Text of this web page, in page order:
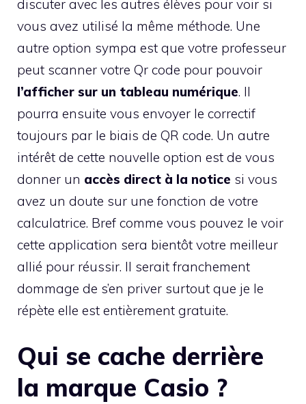
discuter avec les autres élèves pour voir si
vous avez utilisé la même méthode. Une
autre option sympa est que votre professeur
peut scanner votre Qr code pour pouvoir
l’afficher sur un tableau numérique. Il
pourra ensuite vous envoyer le correctif
toujours par le biais de QR code. Un autre
intérêt de cette nouvelle option est de vous
donner un accès direct à la notice si vous
avez un doute sur une fonction de votre
calculatrice. Bref comme vous pouvez le voir
cette application sera bientôt votre meilleur
allié pour réussir. Il serait franchement
dommage de s’en priver surtout que je le
répète elle est entièrement gratuite.
Qui se cache derrière
la marque Casio ?